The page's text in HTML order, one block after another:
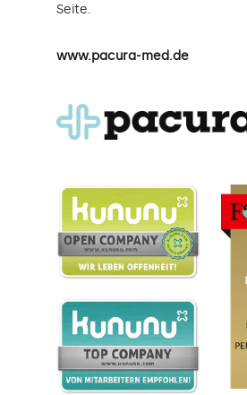
Seite.
www.pacura-med.de